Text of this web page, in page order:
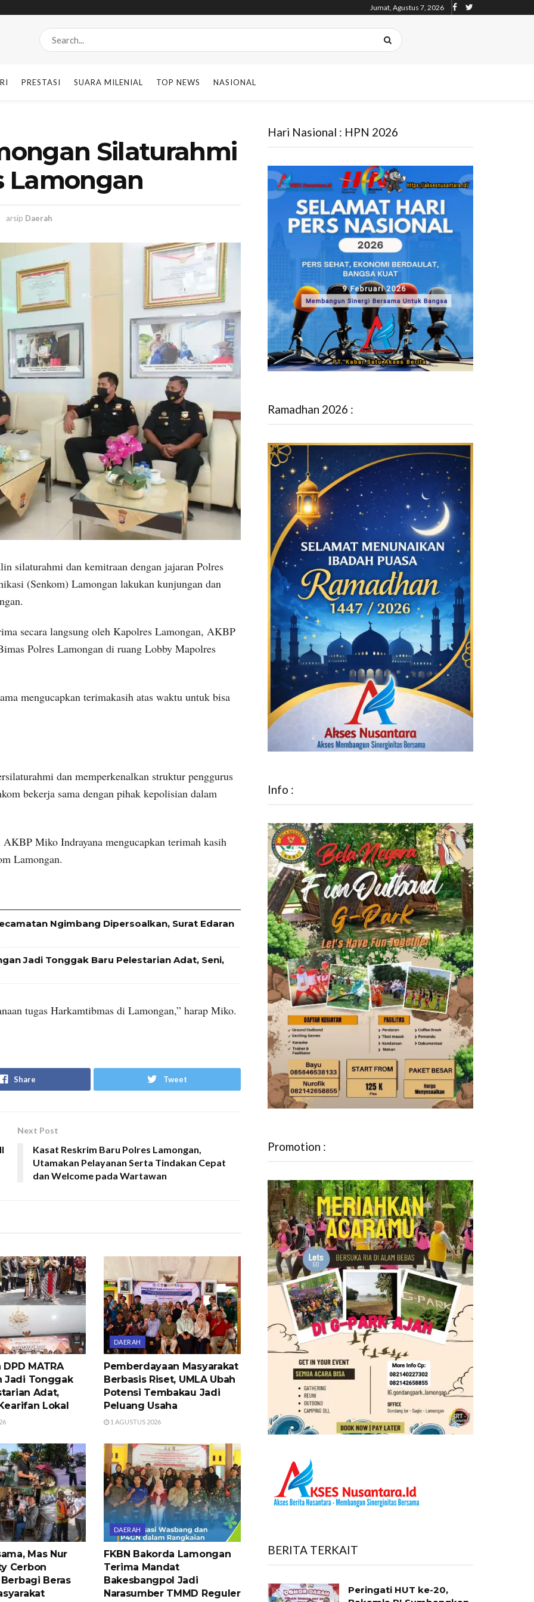
Jumat, Agustus 7, 2026
PRESTASI SUARA MILENIAL TOP NEWS NASIONAL
Silaturahmi
Lamongan
arsip Daerah
silaturahmi dan kemitraan dengan jajaran Polres
(Senkom) Lamongan lakukan kunjungan dan
secara langsung oleh Kapolres Lamongan, AKBP
Polres Lamongan di ruang Lobby Mapolres
mengucapkan terimakasih atas waktu untuk bisa
dan memperkenalkan struktur penggurus
bekerja sama dengan pihak kepolisian dalam
Miko Indrayana mengucapkan terimah kasih
Lamongan.
Ngimbang Dipersoalkan, Surat Edaran
Jadi Tonggak Baru Pelestarian Adat, Seni,
tugas Harkamtibmas di Lamongan,” harap Miko.
Share Tweet
Next Post
Kasat Reskrim Baru Polres Lamongan,
Utamakan Pelayanan Serta Tindakan Cepat
dan Welcome pada Wartawan
MATRA
Jadi Tonggak
Adat,
Lokal
DAERAH
Pemberdayaan Masyarakat
Berbasis Riset, UMLA Ubah
Potensi Tembakau Jadi
Peluang Usaha
1 AGUSTUS 2026
Mas Nur
Cerbon
Beras
DAERAH
FKBN Bakorda Lamongan
Terima Mandat
Bakesbangpol Jadi
Narasumber TMMD Reguler
Hari Nasional : HPN 2026
Ramadhan 2026 :
Info :
Promotion :
BERITA TERKAIT
Peringati HUT ke-20,